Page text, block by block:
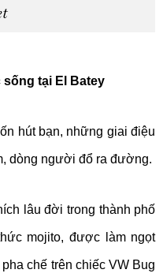
tại El Batey
hút bạn, những giai điệu
dòng người đổ ra đường.
lâu đời trong thành phố
mojito, được làm ngọt
chế trên chiếc VW Bug